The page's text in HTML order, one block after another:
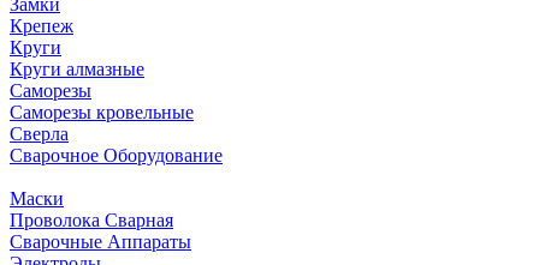
Крепеж
Круги
Круги алмазные
Саморезы
Саморезы кровельные
Сверла
Сварочное Оборудование
Маски
Проволока Сварная
Сварочные Аппараты